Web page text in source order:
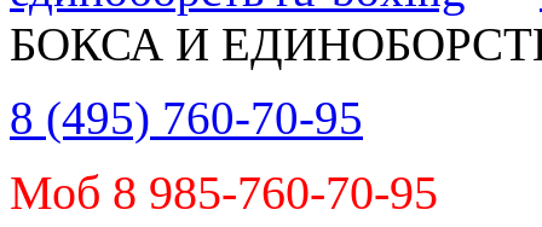
БОКСА И
8 (495) 760-70-95
Моб 8 985-760-70-95